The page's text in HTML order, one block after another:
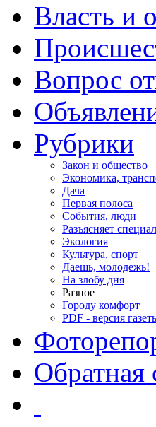
Власть и
Вопрос
Рубрики
Закон и общество
Экономика,
Дача
Первая полоса
События, люди
Разъясняет
Экология
Культура, спорт
Даешь, молодежь!
На злобу дня
Разное
Городу комфорт
PDF - версия
Обратная